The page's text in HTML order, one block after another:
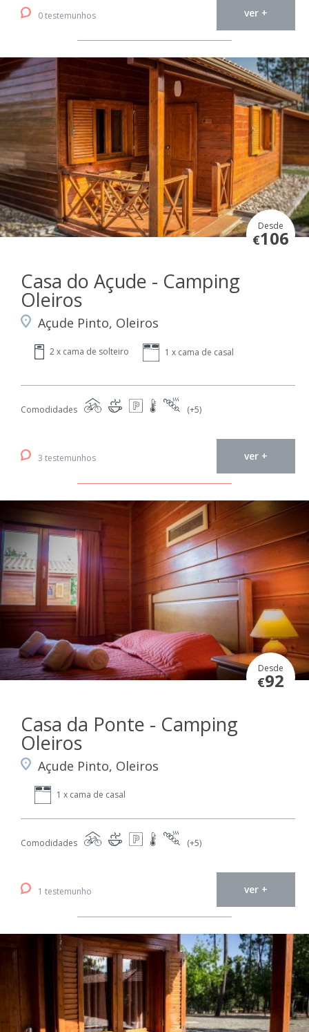
0 testemunhos ver +
Desde
€106
Casa do Açude - Camping
Oleiros
Açude Pinto, Oleiros
2 x cama de solteiro 1 x cama de casal
Comodidades (+5)
3 testemunhos ver +
Desde
€92
Casa da Ponte - Camping
Oleiros
Açude Pinto, Oleiros
1 x cama de casal
Comodidades (+5)
1 testemunho ver +